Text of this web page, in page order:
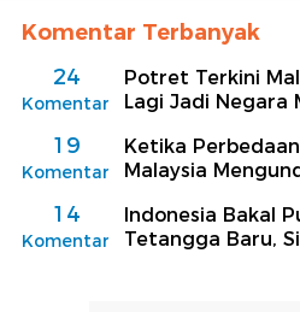
Komentar Terbanyak
24
Komentar
Potret Terkini
Lagi Jadi Negara
19
Komentar
Ketika
Malaysia
14
Komentar
Indonesia Bakal
Tetangga Baru,